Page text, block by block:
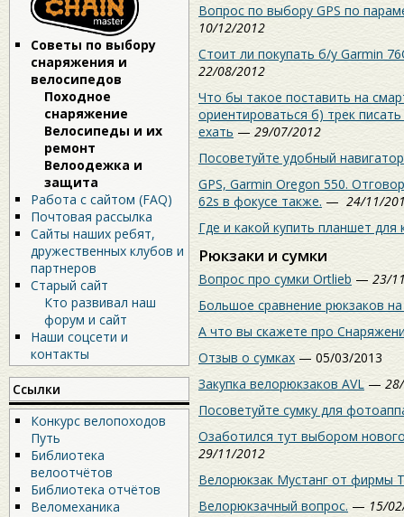
Советы по выбору
снаряжения и
велосипедов
Походное
снаряжение
Велосипеды и их
ремонт
Велоодежка и
защита
Работа с сайтом (FAQ)
Почтовая рассылка
Сайты наших ребят,
дружественных клубов и
партнеров
Старый сайт
Кто развивал наш
форум и сайт
Наши соцсети и
контакты
Ссылки
Конкурс велопоходов
Путь
Библиотека
велоотчётов
Библиотека отчётов
Веломеханика
Вопрос по выбору GPS по
10/12/2012
Стоит ли покупать б/у Garmin
22/08/2012
Что бы такое поставить на
ориентироваться б) трек
ехать — 29/07/2012
Посоветуйте удобный
GPS, Garmin Oregon 550.
62s в фокусе также. — 24/11/
Где и какой купить планшет для
Рюкзаки и сумки
Вопрос про сумки Ortlieb — 23/
Большое сравнение рюкзаков
А что вы скажете про
Отзыв о сумках — 05/03/2013
Закупка велорюкзаков AVL —
Посоветуйте сумку для
Озаботился тут выбором
29/11/2012
Велорюкзак Мустанг от фирмы
Велорюкзачный вопрос. — 15/